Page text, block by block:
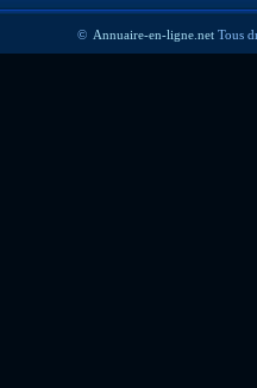
© Annuaire-en-ligne.net Tous